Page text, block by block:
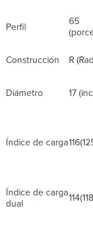
Perfil
65
Construcción R
Diámetro 17
Índice de carga
Índice de carga
dual